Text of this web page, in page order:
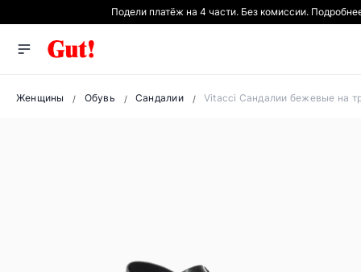
Подели платёж на 4 части. Без комиссии.
Женщины Обувь Сандалии Vitacci Сандалии бежевые на